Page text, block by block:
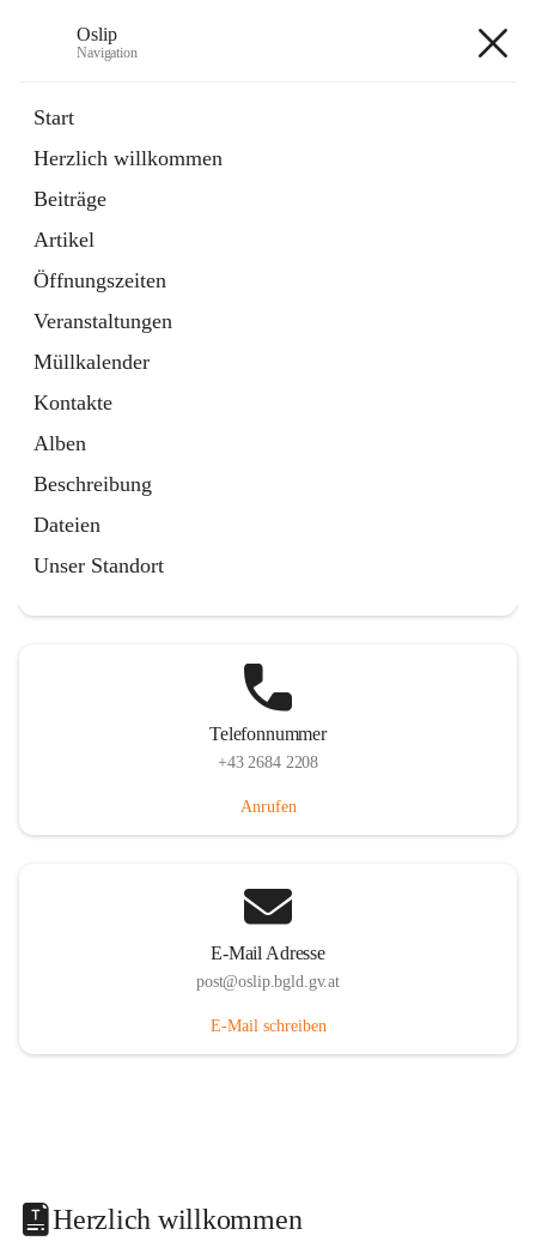
Oslip
Navigation
Start
Herzlich willkommen
Beiträge
Artikel
Öffnungszeiten
Veranstaltungen
Müllkalender
Kontakte
Alben
Beschreibung
Dateien
Unser Standort
Externe Webseite
in
Tab
Bundeskanzleramt Österreich
Externe Webseite
öffnet
in
neuem
Tab
Telefonnummer
+43 2684 2208
Anrufen
E-Mail Adresse
post@oslip.bgld.gv.at
E-Mail schreiben
Herzlich willkommen